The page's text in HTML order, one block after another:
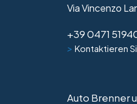
Via Vincenzo
+39 0471
> Kontaktieren
Auto Brenner